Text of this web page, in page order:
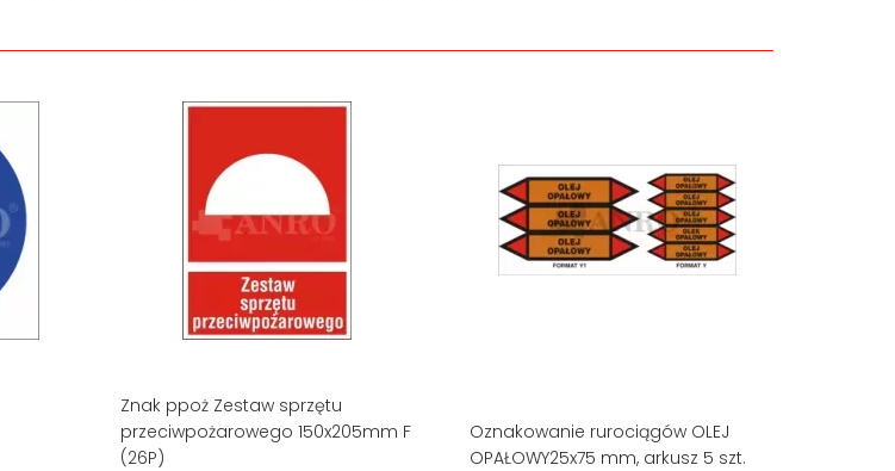
Znak ppoż Zestaw sprzętu
przeciwpożarowego 150x205mm F
(26P)
Oznakowanie rurociągów OLEJ
OPAŁOWY25x75 mm, arkusz 5 szt.